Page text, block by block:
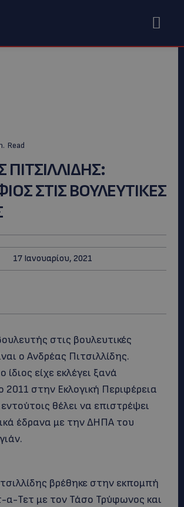
Read
ΣΤΙΣ ΒΟΥΛΕΥΤΙΚΕΣ
17 Ιανουαρίου, 2021
στις βουλευτικές
ο Ανδρέας Πιτσιλλίδης.
είχε εκλέγει ξανά
2011 στην Εκλογική Περιφέρεια
θέλει να επιστρέψει
έδρανα με την ΔΗΠΑ του
βρέθηκε στην εκπομπή
α-Τετ με τον Τάσο Τρύφωνος και